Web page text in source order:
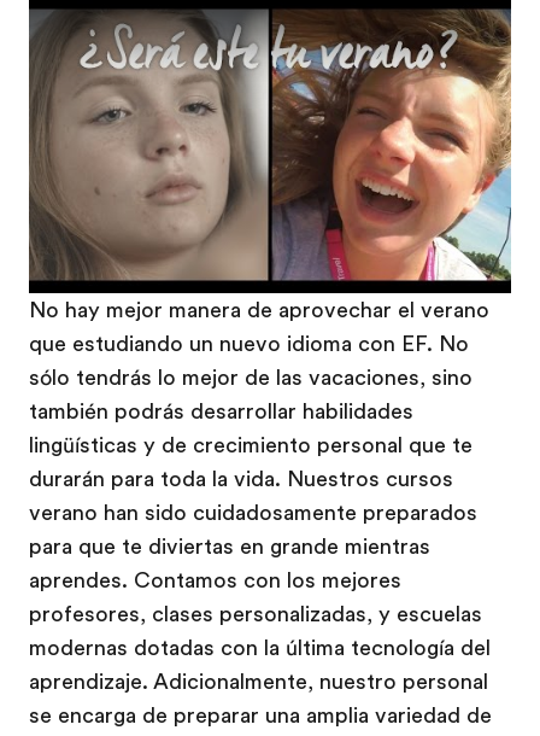
Play
No hay mejor manera de aprovechar el verano
que estudiando un nuevo idioma con EF. No
sólo tendrás lo mejor de las vacaciones, sino
también podrás desarrollar habilidades
lingüísticas y de crecimiento personal que te
durarán para toda la vida. Nuestros cursos
verano han sido cuidadosamente preparados
para que te diviertas en grande mientras
aprendes. Contamos con los mejores
profesores, clases personalizadas, y escuelas
modernas dotadas con la última tecnología del
aprendizaje. Adicionalmente, nuestro personal
se encarga de preparar una amplia variedad de